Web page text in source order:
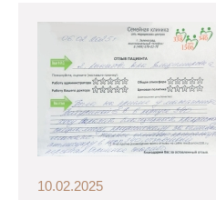
10.02.2025